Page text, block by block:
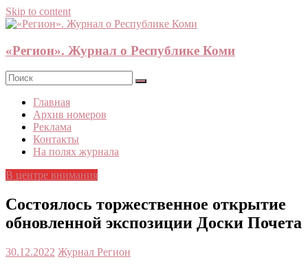
Skip to content
«Регион». Журнал о Республике Коми
Главная
Архив номеров
Реклама
Контакты
На полях журнала
В центре внимания
Состоялось торжественное открытие
обновленной экспозиции Доски Почета
30.12.2022 Журнал Регион